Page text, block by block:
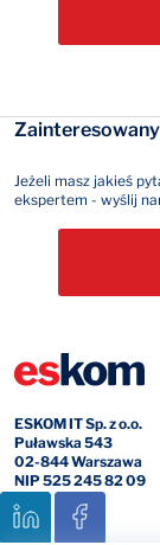
ESKOM IT Sp. z o.o.
Puławska 543
02-844 Warszawa
NIP 525 245 82 09
Jeżeli masz jakieś
ekspertem - wyślij